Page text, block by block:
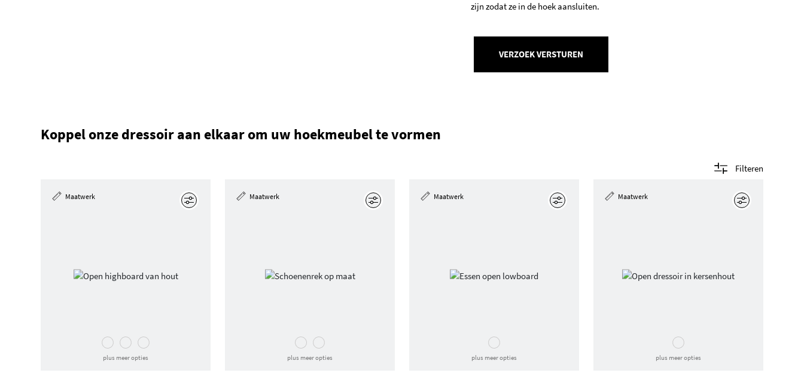
zijn zodat ze in de hoek aansluiten.
VERZOEK VERSTUREN
Koppel onze dressoir aan elkaar om uw hoekmeubel te vormen
Filteren
Maatwerk
plus meer opties
Maatwerk
plus meer opties
Maatwerk
plus meer opties
Maatwerk
plus meer opties